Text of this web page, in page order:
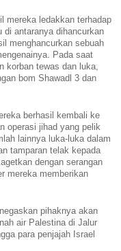
mereka ledakkan terhadap
di antaranya dihancurkan
menghancurkan sebuah
Pada saat
korban tewas dan luka,
bom Shawadl 3 dan
berhasil kembali ke
operasi jihad yang pelik
lainnya luka-luka dalam
tamparan telak kepada
dengan serangan
mereka memberikan
pihaknya akan
air Palestina di Jalur
para penjajah Israel